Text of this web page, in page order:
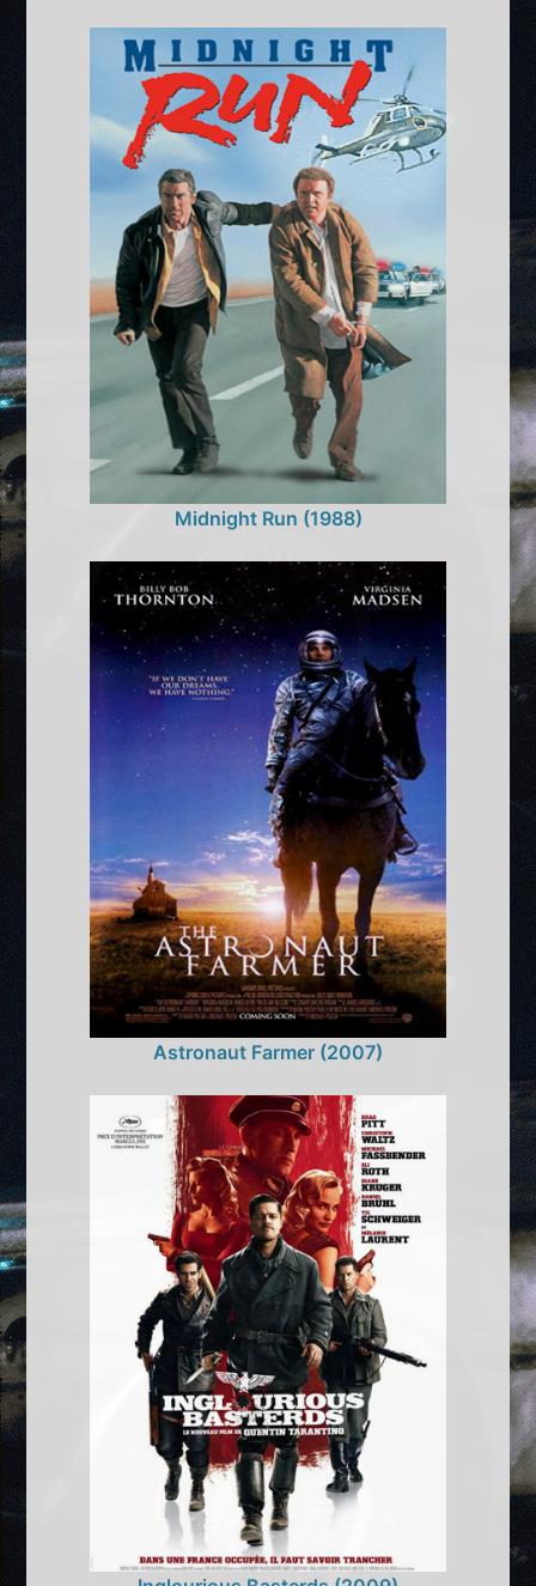
Midnight Run (1988)
Astronaut Farmer (2007)